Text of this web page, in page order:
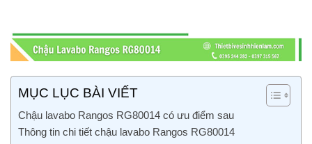
MỤC LỤC BÀI VIẾT
Chậu lavabo Rangos RG80014 có ưu điểm sau
Thông tin chi tiết chậu lavabo Rangos RG80014